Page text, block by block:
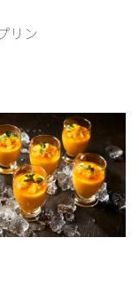
リン